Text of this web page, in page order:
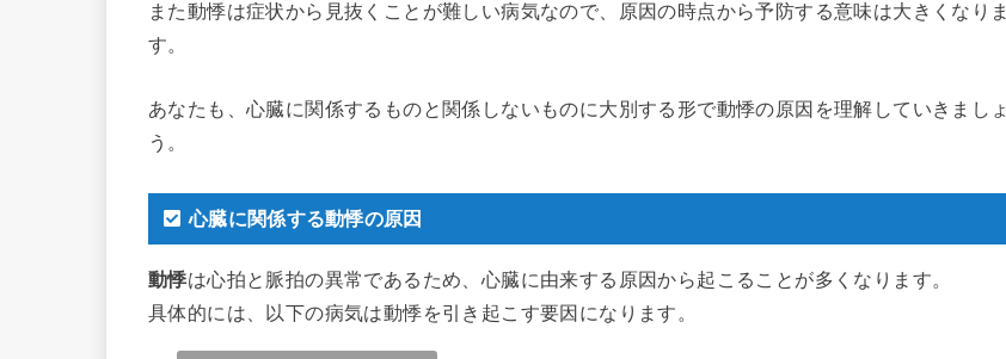
また動悸は症状から見抜くことが難しい病気なので、原因の時点から予防する意味は大きくなりま
す。
あなたも、心臓に関係するものと関係しないものに大別する形で動悸の原因を理解していきましょ
う。
心臓に関係する動悸の原因
動悸は心拍と脈拍の異常であるため、心臓に由来する原因から起こることが多くなります。
具体的には、以下の病気は動悸を引き起こす要因になります。